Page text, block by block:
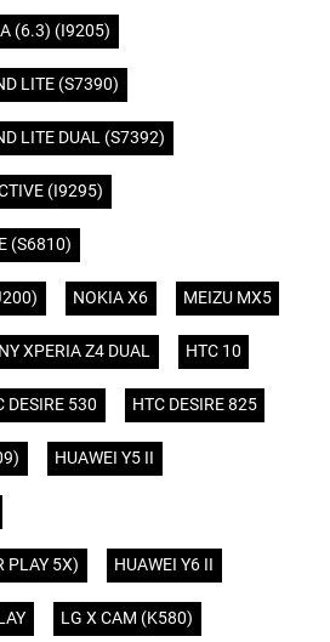
(6.3) (I9205)
LITE (S7390)
LITE DUAL (S7392)
(I9295)
(S6810)
NOKIA X6 MEIZU MX5
XPERIA Z4 DUAL HTC 10
DESIRE 530 HTC DESIRE 825
HUAWEI Y5 II
PLAY 5X) HUAWEI Y6 II
LG X CAM (K580)